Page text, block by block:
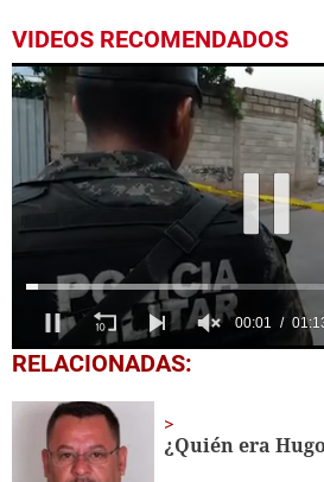
VIDEOS RECOMENDADOS
0
seconds
minute,
seconds
RELACIONADAS:
¿Quién era